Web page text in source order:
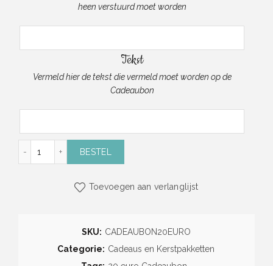
heen verstuurd moet worden
Tekst
Vermeld hier de tekst die vermeld moet worden op de
Cadeaubon
BESTEL
Toevoegen aan verlanglijst
SKU: CADEAUBON20EURO
Categorie: Cadeaus en Kerstpakketten